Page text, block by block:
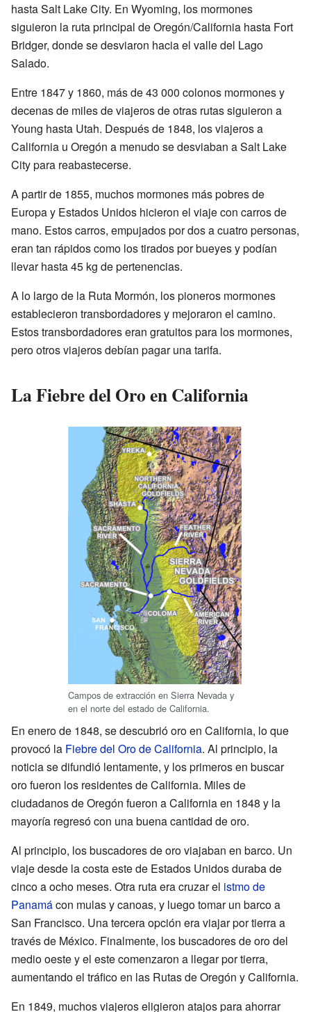
hasta Salt Lake City. En Wyoming, los mormones
siguieron la ruta principal de Oregón/California hasta Fort
Bridger, donde se desviaron hacia el valle del Lago
Salado.
Entre 1847 y 1860, más de 43 000 colonos mormones y
decenas de miles de viajeros de otras rutas siguieron a
Young hasta Utah. Después de 1848, los viajeros a
California u Oregón a menudo se desviaban a Salt Lake
City para reabastecerse.
A partir de 1855, muchos mormones más pobres de
Europa y Estados Unidos hicieron el viaje con carros de
mano. Estos carros, empujados por dos a cuatro personas,
eran tan rápidos como los tirados por bueyes y podían
llevar hasta 45 kg de pertenencias.
A lo largo de la Ruta Mormón, los pioneros mormones
establecieron transbordadores y mejoraron el camino.
Estos transbordadores eran gratuitos para los mormones,
pero otros viajeros debían pagar una tarifa.
La Fiebre del Oro en California
Campos de extracción en Sierra Nevada y
en el norte del estado de California.
En enero de 1848, se descubrió oro en California, lo que
provocó la Fiebre del Oro de California. Al principio, la
noticia se difundió lentamente, y los primeros en buscar
oro fueron los residentes de California. Miles de
ciudadanos de Oregón fueron a California en 1848 y la
mayoría regresó con una buena cantidad de oro.
Al principio, los buscadores de oro viajaban en barco. Un
viaje desde la costa este de Estados Unidos duraba de
cinco a ocho meses. Otra ruta era cruzar el istmo de
Panamácon mulas y canoas, y luego tomar un barco a
San Francisco. Una tercera opción era viajar por tierra a
través de México. Finalmente, los buscadores de oro del
medio oeste y el este comenzaron a llegar por tierra,
aumentando el tráfico en las Rutas de Oregón y California.
En 1849, muchos viajeros eligieron atajos para ahorrar